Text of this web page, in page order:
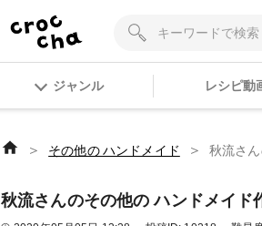
ジャンル レシピ動
＞ その他の ハンドメイド ＞ 秋流さ
秋流さんのその他の ハンドメイ